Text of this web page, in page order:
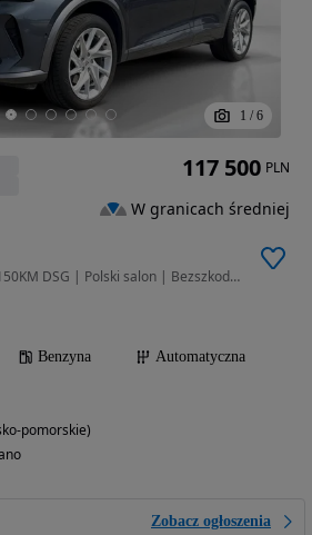
1 / 6
1498 cm3 • 150 KM • 1.5 150KM DSG | Polski salon | Bezszkodowy | Matrix | FV
Benzyna
Automatyczna
pomorskie)
Zobacz ogłoszenia
117 500 PLN
W granicach średniej